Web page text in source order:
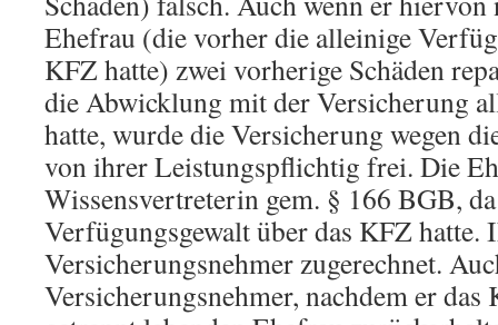
Ehefrau (die vorher die alleinige
KFZ hatte) zwei vorherige Schäden
die Abwicklung mit der Versicherung
hatte, wurde die Versicherung wegen
von ihrer Leistungspflichtig frei. Die
Wissensvertreterin gem. § 166 BGB,
Verfügungsgewalt über das KFZ hatte.
Versicherungsnehmer zugerechnet.
Versicherungsnehmer, nachdem er das